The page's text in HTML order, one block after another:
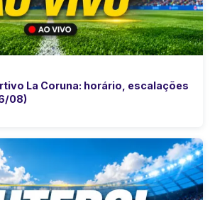
La Coruna: horário, escalações
08)